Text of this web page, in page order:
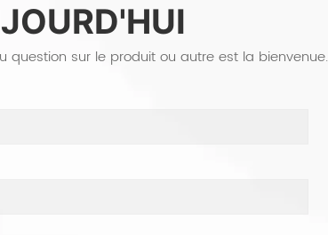
sur le produit ou autre est la bienvenue.